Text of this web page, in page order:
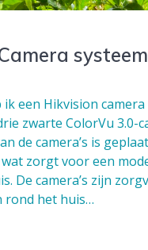
ik een Hikvision
zwarte ColorVu 3.0-
de camera’s is
zorgt voor een
De camera’s zijn
rond het huis…